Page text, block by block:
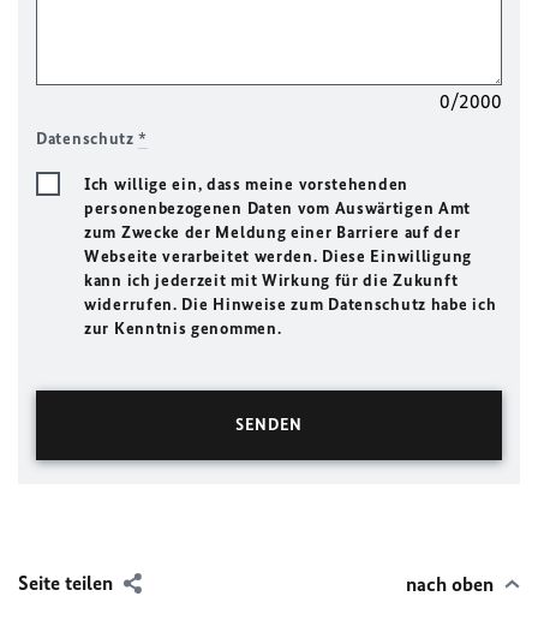
0/2000
Datenschutz*
Ich willige ein, dass meine vorstehenden
personenbezogenen Daten vom Auswärtigen Amt
zum Zwecke der Meldung einer Barriere auf der
Webseite verarbeitet werden. Diese Einwilligung
kann ich jederzeit mit Wirkung für die Zukunft
widerrufen. Die Hinweise zum Datenschutz habe ich
zur Kenntnis genommen.
Seite teilen nach oben